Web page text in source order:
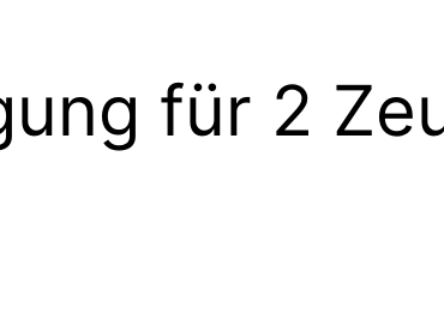
für 2